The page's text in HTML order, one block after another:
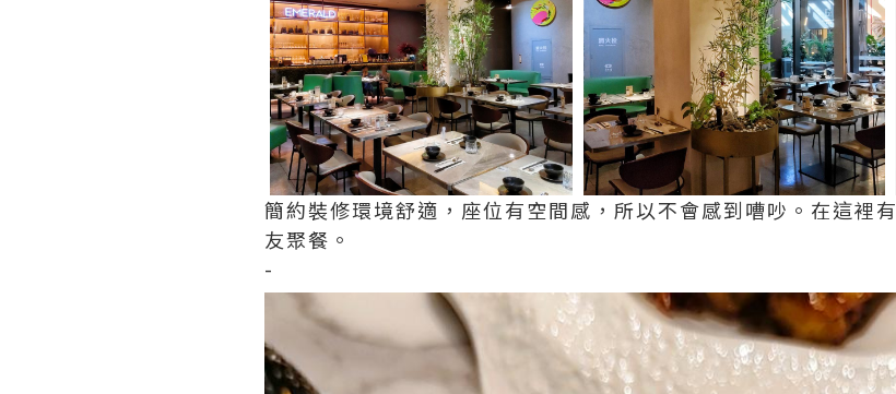
簡約裝修環境舒適，座位有空間感，所以不會感到嘈吵。在這裡
友聚餐。
-